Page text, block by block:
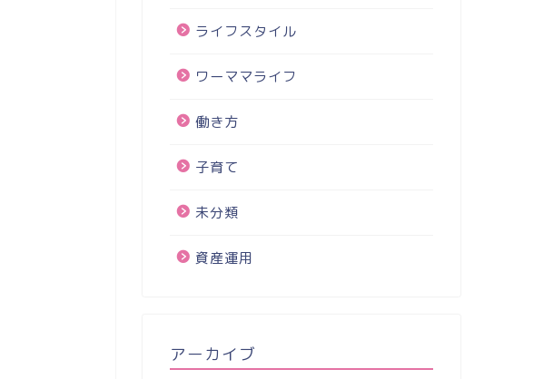
ライフスタイル
ワーママライフ
働き方
子育て
未分類
資産運用
アーカイブ